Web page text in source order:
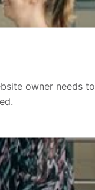
owner needs to